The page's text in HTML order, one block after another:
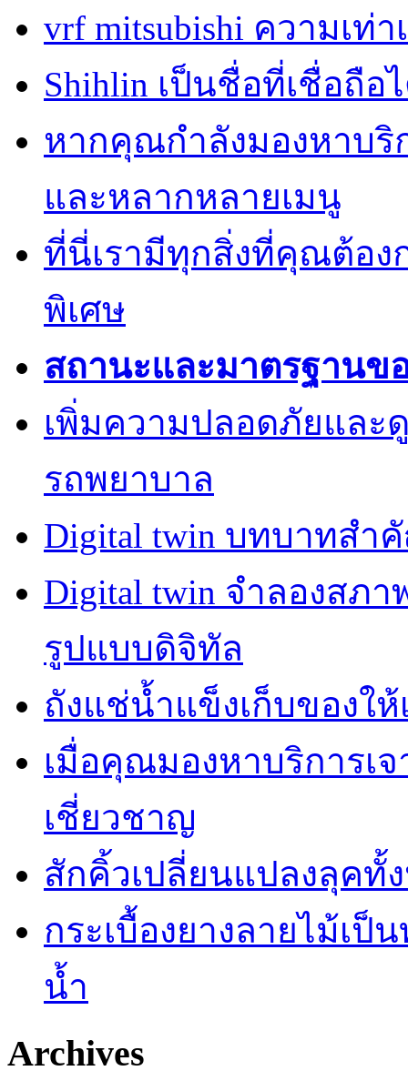
vrf mitsubishi ความเท่
Shihlin เป็นชื่อที่เชื่อถือ
หากคุณกำลังมองหาบ
และหลากหลายเมนู
ที่นี่เรามีทุกสิ่งที่คุณต้อง
พิเศษ
สถานะและมาตรฐานข
เพิ่มความปลอดภัยแล
รถพยาบาล
Digital twin บทบาทสำ
Digital twin จำลองสภ
รูปแบบดิจิทัล
ถังแช่น้ำแข็งเก็บของให้
เมื่อคุณมองหาบริการเ
เชี่ยวชาญ
สักคิ้วเปลี่ยนแปลงลุคทั้
กระเบื้องยางลายไม้เ
น้ำ
Archives